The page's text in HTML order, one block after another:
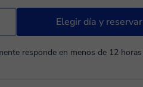
Elegir día y reservar
responde en menos de 12 horas